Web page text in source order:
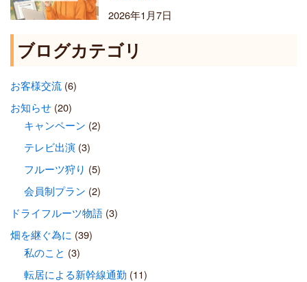
2026年1月7日
ブログカテゴリ
お客様交流(6)
お知らせ(20)
キャンペーン (2)
テレビ出演(3)
フルーツ狩り (5)
会員制プラン (2)
ドライフルーツ物語(3)
畑を継ぐ為に (39)
私のこと (3)
転居による新幹線通勤 (11)